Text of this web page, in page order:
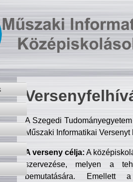
A Szegedi
Műszaki Informatikai
A verseny célja: A
szervezése, melyen a
bemutatására. Emellett